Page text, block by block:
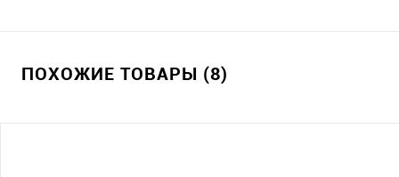
ПОХОЖИЕ ТОВАРЫ (8)